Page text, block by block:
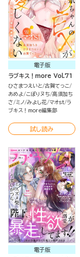
電子版
ラブキス！more Vol.71
ひさまつえいと 古賀てっこ
あめよ
こぽりヌち 高須加ち
さ ミノ みよし花 マオst ラ
ブキス！more編集部
試し読み
電子版